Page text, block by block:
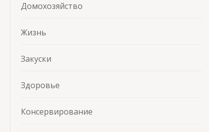
Домохозяйство
Жизнь
Закуски
Здоровье
Консервирование